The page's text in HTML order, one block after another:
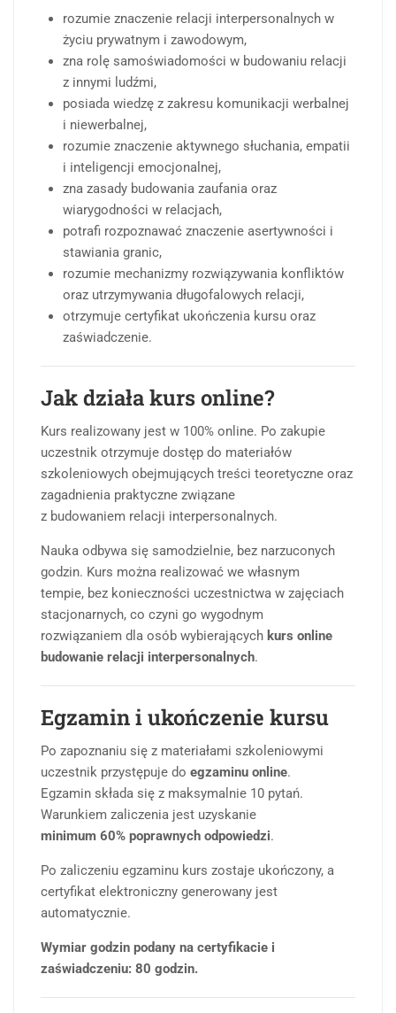
rozumie znaczenie relacji interpersonalnych w
życiu prywatnym i zawodowym,
zna rolę samoświadomości w budowaniu relacji
z innymi ludźmi,
posiada wiedzę z zakresu komunikacji werbalnej
i niewerbalnej,
rozumie znaczenie aktywnego słuchania, empatii
i inteligencji emocjonalnej,
zna zasady budowania zaufania oraz
wiarygodności w relacjach,
potrafi rozpoznawać znaczenie asertywności i
stawiania granic,
rozumie mechanizmy rozwiązywania konfliktów
oraz utrzymywania długofalowych relacji,
otrzymuje certyfikat ukończenia kursu oraz
zaświadczenie.
Jak działa kurs online?
Kurs realizowany jest w 100% online. Po zakupie
uczestnik otrzymuje dostęp do materiałów
szkoleniowych obejmujących treści teoretyczne oraz
zagadnienia praktyczne związane
z budowaniem relacji interpersonalnych.
Nauka odbywa się samodzielnie, bez narzuconych
godzin. Kurs można realizować we własnym
tempie, bez konieczności uczestnictwa w zajęciach
stacjonarnych, co czyni go wygodnym
rozwiązaniem dla osób wybierających kurs online
budowanie relacji interpersonalnych.
Egzamin i ukończenie kursu
Po zapoznaniu się z materiałami szkoleniowymi
uczestnik przystępuje do egzaminu online.
Egzamin składa się z maksymalnie 10 pytań.
Warunkiem zaliczenia jest uzyskanie
minimum 60% poprawnych odpowiedzi.
Po zaliczeniu egzaminu kurs zostaje ukończony, a
certyfikat elektroniczny generowany jest
automatycznie.
Wymiar godzin podany na certyfikacie i
zaświadczeniu: 80 godzin.